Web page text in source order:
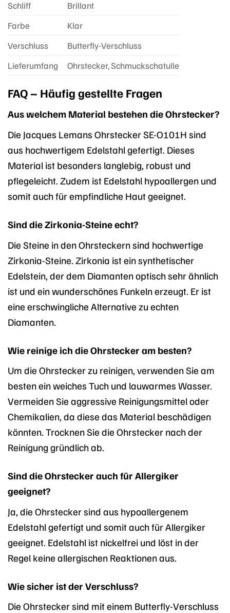
Schliff
Brillant
Farbe
Klar
Verschluss
Butterfly-Verschluss
Lieferumfang
Ohrstecker, Schmuckschatulle
FAQ – Häufig gestellte Fragen
Aus welchem Material bestehen die Ohrstecker?
Die Jacques Lemans Ohrstecker SE-O101H sind
aus hochwertigem Edelstahl gefertigt. Dieses
Material ist besonders langlebig, robust und
pflegeleicht. Zudem ist Edelstahl hypoallergen und
somit auch für empfindliche Haut geeignet.
Sind die Zirkonia-Steine echt?
Die Steine in den Ohrsteckern sind hochwertige
Zirkonia-Steine. Zirkonia ist ein synthetischer
Edelstein, der dem Diamanten optisch sehr ähnlich
ist und ein wunderschönes Funkeln erzeugt. Er ist
eine erschwingliche Alternative zu echten
Diamanten.
Wie reinige ich die Ohrstecker am besten?
Um die Ohrstecker zu reinigen, verwenden Sie am
besten ein weiches Tuch und lauwarmes Wasser.
Vermeiden Sie aggressive Reinigungsmittel oder
Chemikalien, da diese das Material beschädigen
könnten. Trocknen Sie die Ohrstecker nach der
Reinigung gründlich ab.
Sind die Ohrstecker auch für Allergiker
geeignet?
Ja, die Ohrstecker sind aus hypoallergenem
Edelstahl gefertigt und somit auch für Allergiker
geeignet. Edelstahl ist nickelfrei und löst in der
Regel keine allergischen Reaktionen aus.
Wie sicher ist der Verschluss?
Die Ohrstecker sind mit einem Butterfly-Verschluss